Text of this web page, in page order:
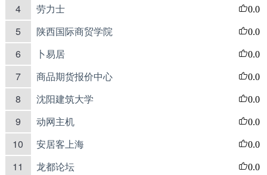
4 劳力士 0.0
5 陕西国际商贸学院 0.0
6 卜易居 0.0
7 商品期货报价中心 0.0
8 沈阳建筑大学 0.0
9 动网主机 0.0
10 安居客上海 0.0
11 龙都论坛 0.0